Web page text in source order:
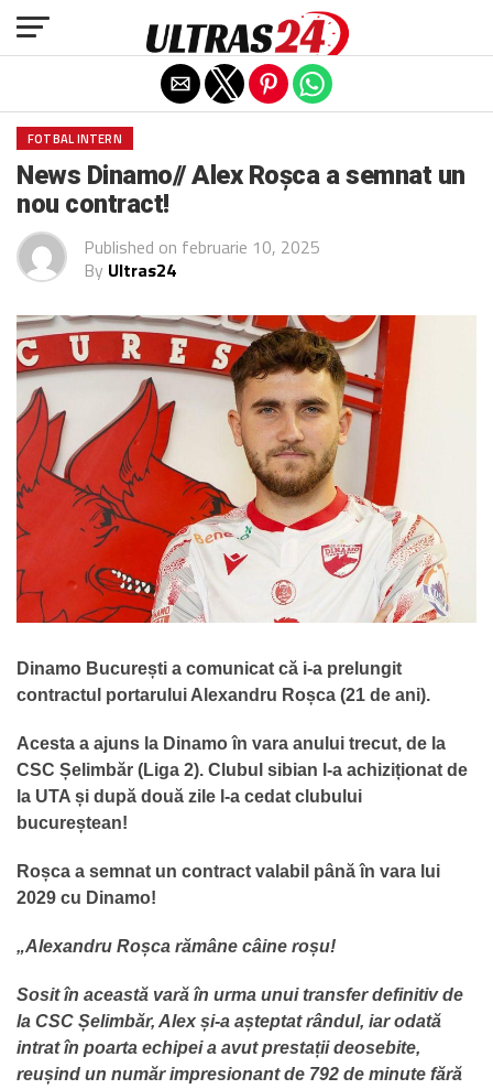
FOTBAL INTERN
News Dinamo// Alex Roșca a semnat un
nou contract!
Published on februarie 10, 2025
By Ultras24
Dinamo București a comunicat că i-a prelungit
contractul portarului Alexandru Roșca (21 de ani).
Acesta a ajuns la Dinamo în vara anului trecut, de la
CSC Șelimbăr (Liga 2). Clubul sibian l-a achiziționat de
la UTA și după două zile l-a cedat clubului
bucureștean!
Roșca a semnat un contract valabil până în vara lui
2029 cu Dinamo!
„Alexandru Roșca rămâne câine roșu!
Sosit în această vară în urma unui transfer definitiv de
la CSC Șelimbăr, Alex și-a așteptat rândul, iar odată
intrat în poarta echipei a avut prestații deosebite,
reușind un număr impresionant de 792 de minute fără
Exit mobile version